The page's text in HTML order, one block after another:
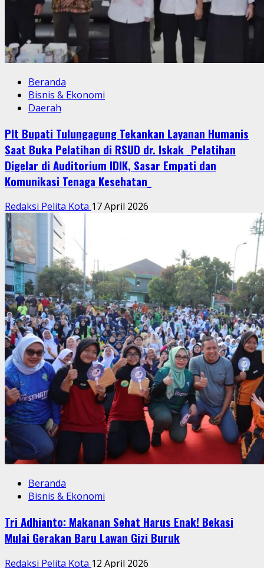
Beranda
Bisnis & Ekonomi
Daerah
Plt Bupati Tulungagung Tekankan Layanan Humanis
Saat Buka Pelatihan di RSUD dr. Iskak _Pelatihan
Digelar di Auditorium IDIK, Sasar Empati dan
Komunikasi Tenaga Kesehatan_
Redaksi Pelita Kota 17 April 2026
Beranda
Bisnis & Ekonomi
Tri Adhianto: Makanan Sehat Harus Enak! Bekasi
Mulai Gerakan Baru Lawan Gizi Buruk
Redaksi Pelita Kota 12 April 2026